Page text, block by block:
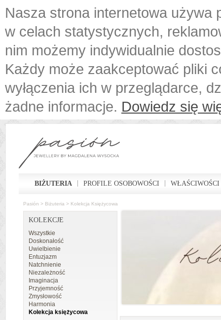
Nasza strona internetowa używa
w celach statystycznych,
nim możemy indywidualnie
Każdy może zaakceptować pliki
wyłączenia ich w przeglądarce,
żadne informacje. Dowiedz się
BIŻUTERIA PROFILE OSOBOWOŚCI
Pasión > Biżuteria > Kolekcja Księżycowa
KOLEKCJE
Wszystkie
Doskonałość
Uwielbienie
Entuzjazm
Natchnienie
Niezależność
Imaginacja
Przyjemność
Zmysłowość
Harmonia
Kolekcja księżycowa